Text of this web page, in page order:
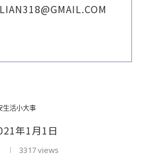
生活小大事
年1月1日
3317 views